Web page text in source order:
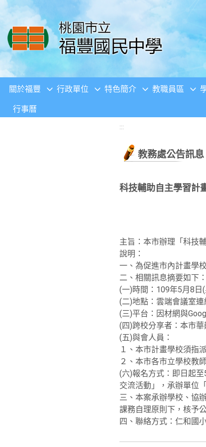
移至網頁之主要內容區位置
關於福豐 行政單位 特色簡介 教職員區
行事曆
:::
教務處公告訊息
科技輔助自主學習計
主旨：本市辦理「科技
說明：
一、為促進市內計畫學
二、相關訊息摘要如下：
(一)時間：109年5月8日
(二)地點：雲端會議室
(三)平台：因材網與
(四)跨校分享者：本市
(五)與會人員：
１、本市計畫學校須指
２、本市各市立學校教
(六)報名方式：即日起
交流活動」，承辦單位
三、本案承辦學校、協
課務自理原則下，核予
四、聯絡方式：仁和國